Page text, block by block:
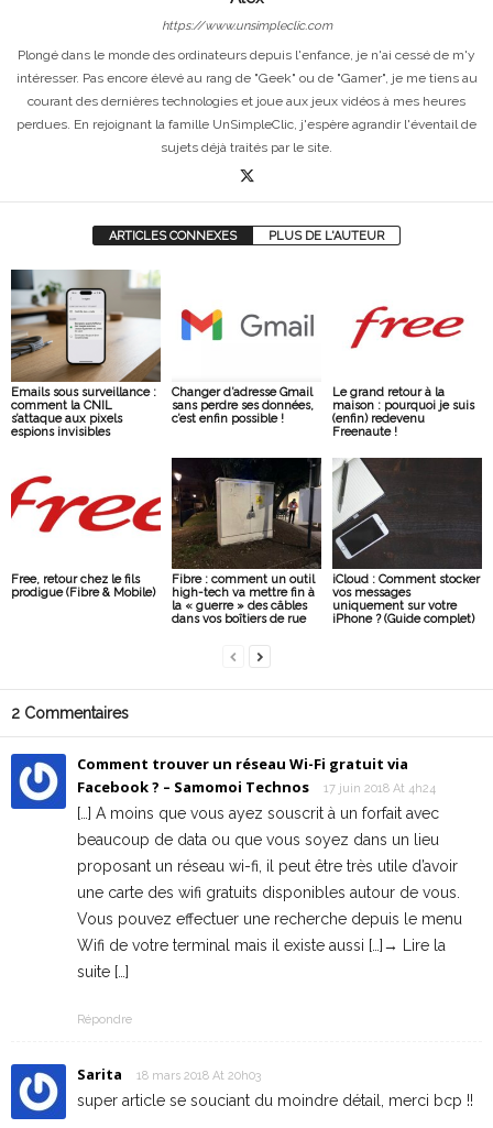
https://www.unsimpleclic.com
Plongé dans le monde des ordinateurs depuis l'enfance, je n'ai cessé de m'y
intéresser. Pas encore élevé au rang de "Geek" ou de "Gamer", je me tiens au
courant des dernières technologies et joue aux jeux vidéos à mes heures
perdues. En rejoignant la famille UnSimpleClic, j'espère agrandir l'éventail de
sujets déjà traités par le site.
ARTICLES CONNEXES PLUS DE L'AUTEUR
Emails sous surveillance :
comment la CNIL
s’attaque aux pixels
espions invisibles
Changer d’adresse Gmail
sans perdre ses données,
c’est enfin possible !
Le grand retour à la
maison : pourquoi je suis
(enfin) redevenu
Freenaute !
Free, retour chez le fils
prodigue (Fibre & Mobile)
Fibre : comment un outil
high-tech va mettre fin à
la « guerre » des câbles
dans vos boîtiers de rue
iCloud : Comment stocker
vos messages
uniquement sur votre
iPhone ? (Guide complet)
2 Commentaires
Comment trouver un réseau Wi-Fi gratuit via
Facebook ? – Samomoi Technos
17 juin 2018 At 4h24
[…] A moins que vous ayez souscrit à un forfait avec
beaucoup de data ou que vous soyez dans un lieu
proposant un réseau wi-fi, il peut être très utile d’avoir
une carte des wifi gratuits disponibles autour de vous.
Vous pouvez effectuer une recherche depuis le menu
Wifi de votre terminal mais il existe aussi […]→ Lire la
suite […]
Répondre
Sarita 18 mars 2018 At 20h03
super article se souciant du moindre détail, merci bcp !!